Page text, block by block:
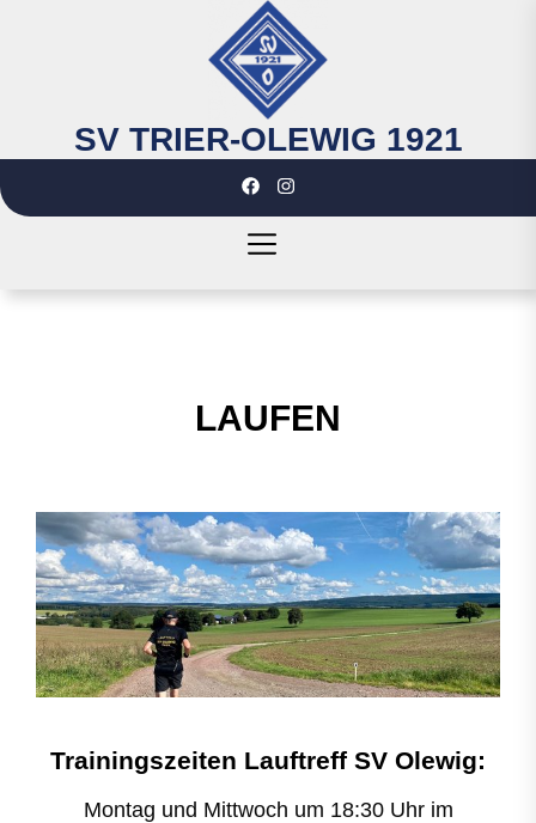
SV
1921
SV TRIER-OLEWIG 1921
LAUFEN
Trainingszeiten Lauftreff SV Olewig:
Montag und Mittwoch um 18:30 Uhr im